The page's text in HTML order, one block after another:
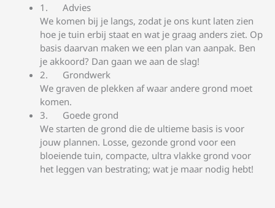
Advies
We komen bij je langs, zodat je ons kunt laten zien
hoe je tuin erbij staat en wat je graag anders ziet. Op
basis daarvan maken we een plan van aanpak. Ben
je akkoord? Dan gaan we aan de slag!
Grondwerk
We graven de plekken af waar andere grond moet
komen.
Goede grond
We starten de grond die de ultieme basis is voor
jouw plannen. Losse, gezonde grond voor een
bloeiende tuin, compacte, ultra vlakke grond voor
het leggen van bestrating; wat je maar nodig hebt!